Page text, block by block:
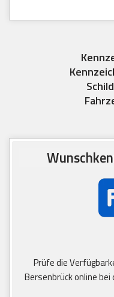
Prüfe die
Bersenbrück online